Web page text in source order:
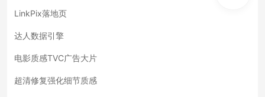
LinkPix落地页
达人数据引擎
电影质感TVC广告大片
超清修复强化细节质感